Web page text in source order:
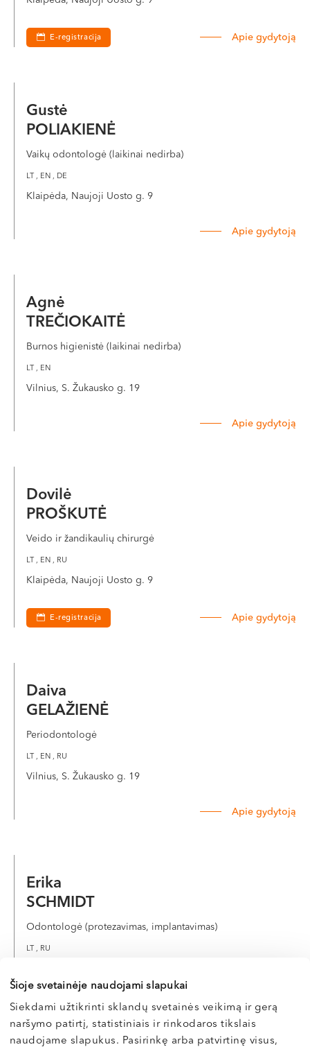
Šioje svetainėje naudojami slapukai
Siekdami užtikrinti sklandų svetainės veikimą ir gerą
naršymo patirtį, statistiniais ir rinkodaros tikslais
naudojame slapukus. Pasirinkę arba patvirtinę visus,
E-registracija Apie gydytoją
Gustė
POLIAKIENĖ
Vaikų odontologė (laikinai nedirba)
LT , EN , DE
Klaipėda, Naujoji Uosto g. 9
Apie gydytoją
Agnė
TREČIOKAITĖ
Burnos higienistė (laikinai nedirba)
LT , EN
Vilnius, S. Žukausko g. 19
Apie gydytoją
Dovilė
PROŠKUTĖ
Veido ir žandikaulių chirurgė
LT , EN , RU
Klaipėda, Naujoji Uosto g. 9
E-registracija Apie gydytoją
Daiva
GELAŽIENĖ
Periodontologė
LT , EN , RU
Vilnius, S. Žukausko g. 19
Apie gydytoją
Erika
SCHMIDT
Odontologė (protezavimas, implantavimas)
LT , RU
Apie gydytoją